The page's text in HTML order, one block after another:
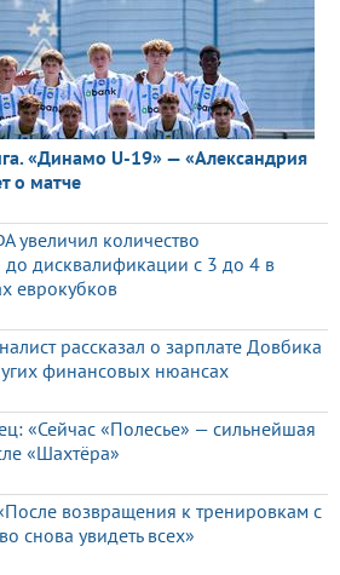
«Динамо U-19» — «Александрия
о матче
увеличил количество
дисквалификации с 3 до 4 в
еврокубков
рассказал о зарплате Довбика
финансовых нюансах
«Сейчас «Полесье» — сильнейшая
«Шахтёра»
возвращения к тренировкам с
снова увидеть всех»